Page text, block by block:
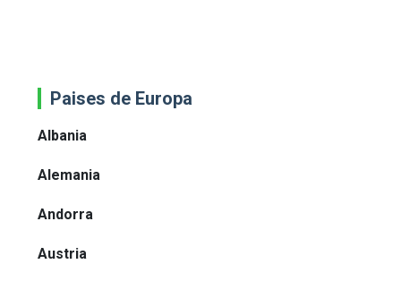
Paises de Europa
Albania
Alemania
Andorra
Austria